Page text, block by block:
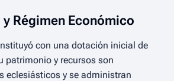
Régimen Económico
con una dotación inicial de
patrimonio y recursos son
eclesiásticos y se administran